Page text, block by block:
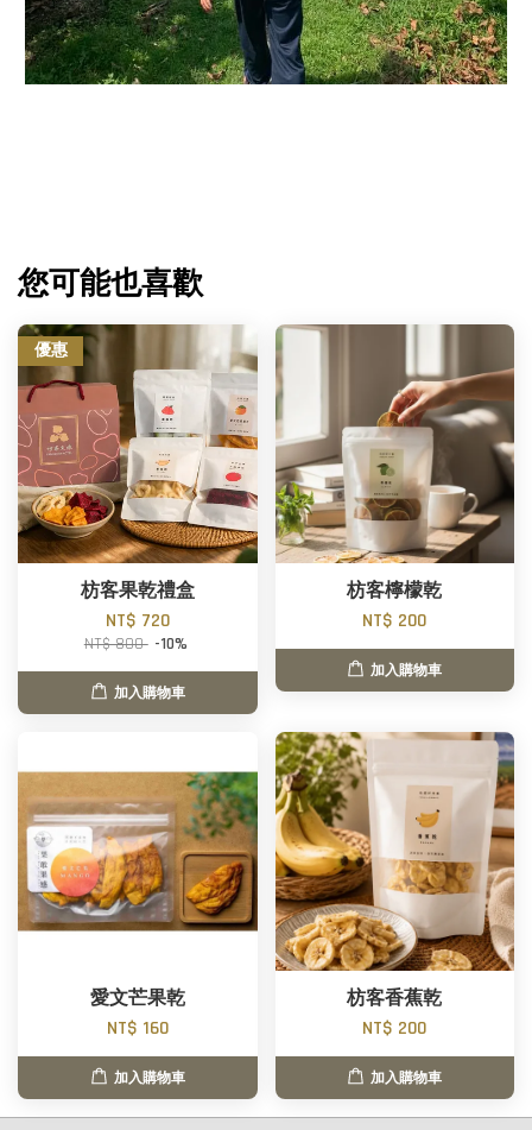
您可能也喜歡
優惠
枋客果乾禮盒
NT$ 720
NT$ 800 -10%
加入購物車
枋客檸檬乾
NT$ 200
加入購物車
愛文芒果乾
NT$ 160
加入購物車
枋客香蕉乾
NT$ 200
加入購物車